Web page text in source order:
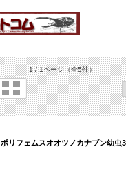
1 / 1ページ（全5件）
ポリフェムスオオツノカナブン幼